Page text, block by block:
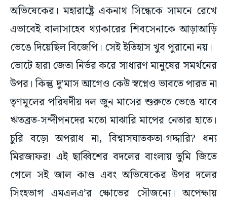
এভাবেই বালাসাহেব থ্যাকারের শিবসেনাকে আড়াআড়ি
ভেঙে দিয়েছিল বিজেপি। সেই ইতিহাস খুব পুরানো নয়।
ভোটে হারা জেতা নির্ভর করে সাধারণ মানুষের সমর্থনের
উপর। কিন্তু দু’মাস আগেও কেউ স্বপ্নেও ভাবতে পারত না
তৃণমূলের পরিষদীয় দল জুন মাসের শুরুতে ভেঙে যাবে
ঋতব্রত-সন্দীপনদের মতো মাঝারি মাপের নেতার হাতে।
চুরি বড়ো অপরাধ না, বিশ্বাসঘাতকতা-গদ্দারি? ধন্য
মিরজাফর! এই ছাব্বিশের বদলের বাংলায় তুমি জিতে
গেলে সই জাল কাণ্ড এবং অভিষেকের উপর দলের
সিংহভাগ এমএলএ’র ক্ষোভের সৌজন্যে। অপেক্ষায়
বিদ্রোহী এমপিরাও। রাজনীতি নিজের মতো এগবে।